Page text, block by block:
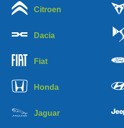
Citroen
Dacia
Fiat
Honda
Jaguar